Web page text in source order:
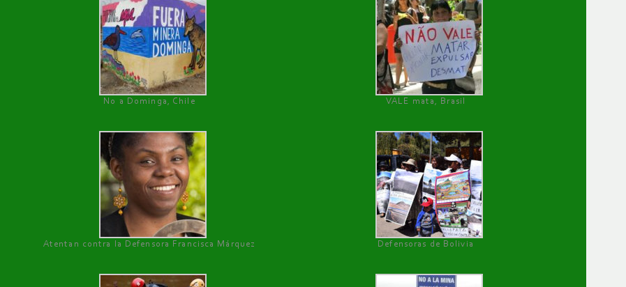
No a Dominga, Chile
VALE mata, Brasil
Atentan contra la Defensora Francisca Márquez Defensoras de Bolivia